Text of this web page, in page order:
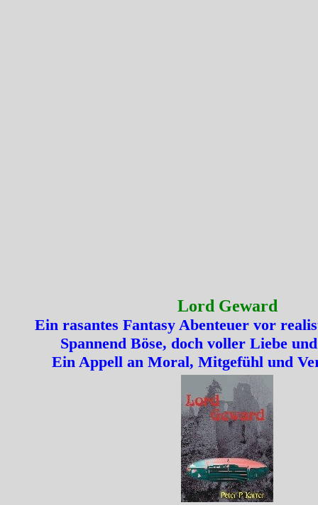
Lord Geward
Ein rasantes Fantasy Abenteuer vor
Spannend Böse, doch voller Liebe
Ein Appell an Moral, Mitgefühl und